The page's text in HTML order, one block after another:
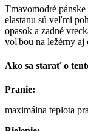
Tmavomodré
elastanu sú veľmi
opasok a zadné
voľbou na ležérny aj
Ako sa starať o
Pranie:
maximálna teplota